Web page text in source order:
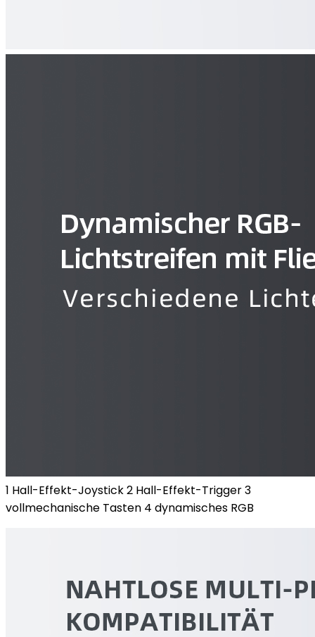
1 Hall-Effekt-Joystick 2 Hall-Effekt-Trigger 3
vollmechanische Tasten 4 dynamisches RGB